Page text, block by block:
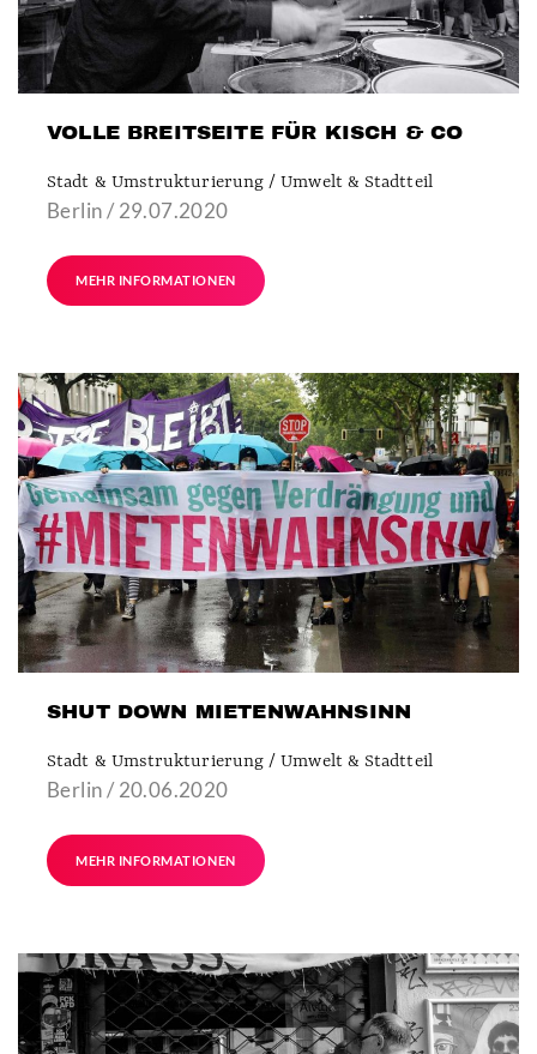
VOLLE BREITSEITE FÜR KISCH & CO
Stadt & Umstrukturierung / Umwelt & Stadtteil
Berlin / 29.07.2020
MEHR INFORMATIONEN
SHUT DOWN MIETENWAHNSINN
Stadt & Umstrukturierung / Umwelt & Stadtteil
Berlin / 20.06.2020
MEHR INFORMATIONEN